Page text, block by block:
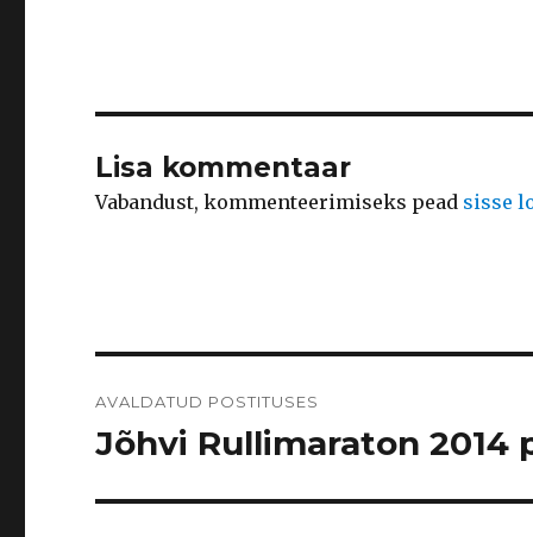
Lisa kommentaar
Vabandust, kommenteerimiseks pead sisse
AVALDATUD POSTITUSES
Jõhvi Rullimaraton 2014